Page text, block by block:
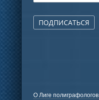
ПОДПИСАТЬСЯ
О Лиге полиграфологов